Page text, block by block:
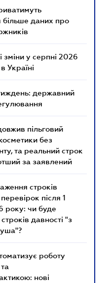
більше даних про
зміни у серпні 2026
Україні
державний
пільговий
без
та реальний строк
за заявлений
строків
після 1
року: чи буде
давності "з
роботу
нові